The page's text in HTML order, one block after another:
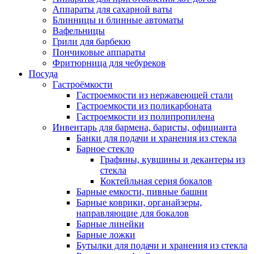
Аппараты для сахарной ваты
Блинницы и блинные автоматы
Вафельницы
Грили для барбекю
Пончиковые аппараты
Фритюрница для чебуреков
Посуда
Гастроёмкости
Гастроемкости из нержавеющей стали
Гастроемкости из поликарбоната
Гастроемкости из полипропилена
Инвентарь для бармена, баристы, официанта
Банки для подачи и хранения из стекла
Барное стекло
Графины, кувшины и декантеры из
стекла
Коктейльная серия бокалов
Барные емкости, пивные башни
Барные коврики, органайзеры,
направляющие для бокалов
Барные линейки
Барные ложки
Бутылки для подачи и хранения из стекла